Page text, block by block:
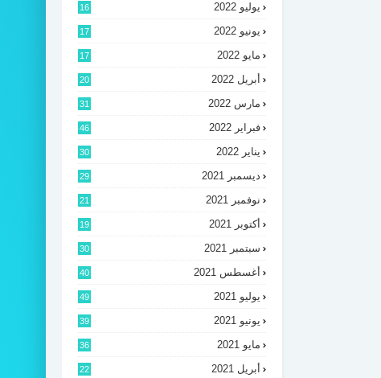
يوليو 2022 16
يونيو 2022 17
مايو 2022 17
أبريل 2022 20
مارس 2022 31
فبراير 2022 46
يناير 2022 30
ديسمبر 2021 29
نوفمبر 2021 21
أكتوبر 2021 19
سبتمبر 2021 30
أغسطس 2021 40
يوليو 2021 49
يونيو 2021 39
مايو 2021 36
أبريل 2021 22